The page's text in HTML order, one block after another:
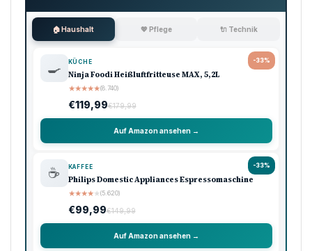
🏠 Haushalt 💖 Pflege 🔌 Technik
-33%
🍳 KÜCHE
Ninja Foodi Heißluftfritteuse MAX, 5,2L
★★★★★(8.740)
€119,99€179,99
Auf Amazon ansehen →
-33%
☕ KAFFEE
Philips Domestic Appliances Espressomaschine
★★★★★(5.620)
€99,99€149,99
Auf Amazon ansehen →